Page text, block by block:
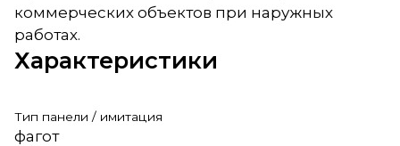
коммерческих объектов при наружных
работах.
Характеристики
Тип панели / имитация
фагот